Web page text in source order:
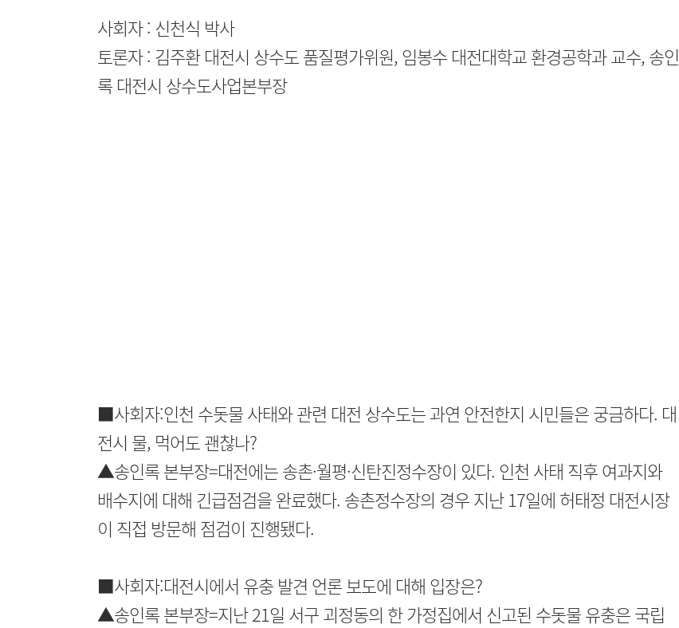
사회자 : 신천식 박사
토론자 : 김주환 대전시 상수도 품질평가위원, 임봉수 대전대학교 환경공학과 교수, 송인
록 대전시 상수도사업본부장
■사회자:인천 수돗물 사태와 관련 대전 상수도는 과연 안전한지 시민들은 궁금하다. 대
전시 물, 먹어도 괜찮나?
▲송인록 본부장=대전에는 송촌·월평·신탄진정수장이 있다. 인천 사태 직후 여과지와
배수지에 대해 긴급점검을 완료했다. 송촌정수장의 경우 지난 17일에 허태정 대전시장
이 직접 방문해 점검이 진행됐다.
■사회자:대전시에서 유충 발견 언론 보도에 대해 입장은?
▲송인록 본부장=지난 21일 서구 괴정동의 한 가정집에서 신고된 수돗물 유충은 국립